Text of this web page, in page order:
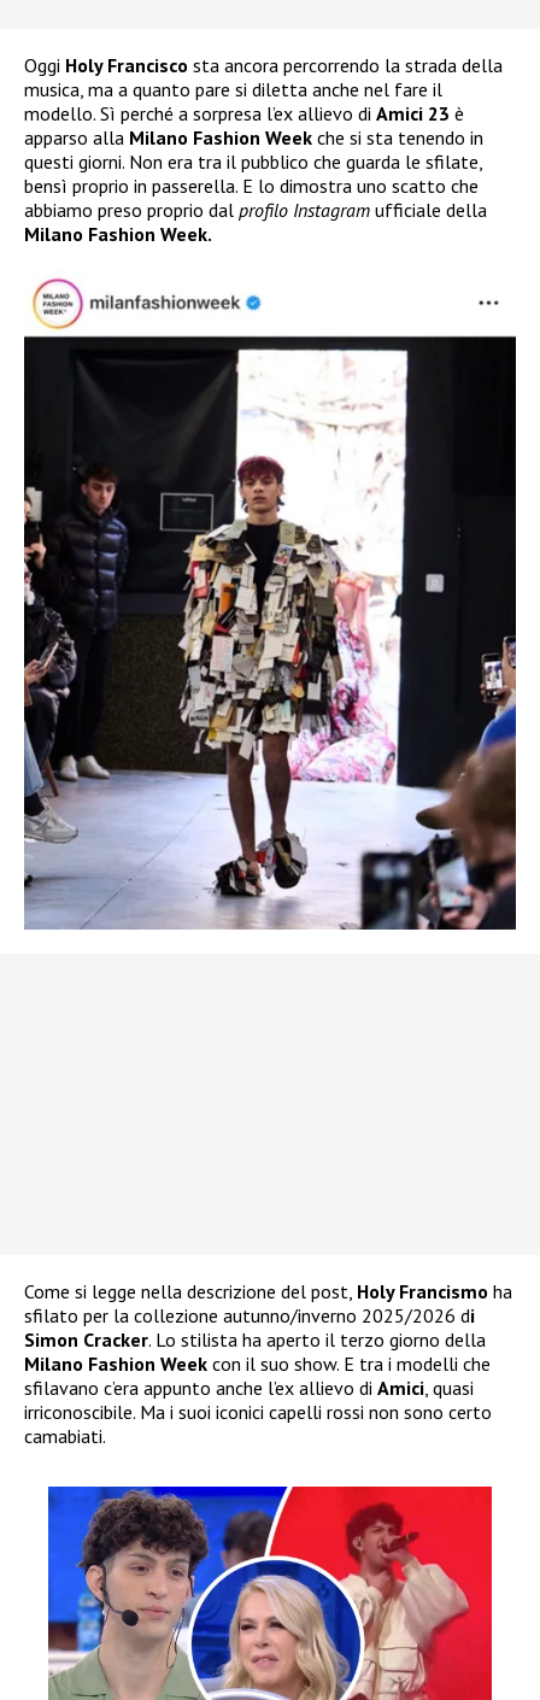
Oggi Holy Francisco sta ancora percorrendo la strada della
musica, ma a quanto pare si diletta anche nel fare il
modello. Sì perché a sorpresa l’ex allievo di Amici 23 è
apparso alla Milano Fashion Week che si sta tenendo in
questi giorni. Non era tra il pubblico che guarda le sfilate,
bensì proprio in passerella. E lo dimostra uno scatto che
abbiamo preso proprio dal profilo Instagram ufficiale della
Milano Fashion Week.
Come si legge nella descrizione del post, Holy Francismo ha
sfilato per la collezione autunno/inverno 2025/2026 di
Simon Cracker. Lo stilista ha aperto il terzo giorno della
Milano Fashion Week con il suo show. E tra i modelli che
sfilavano c’era appunto anche l’ex allievo di Amici, quasi
irriconoscibile. Ma i suoi iconici capelli rossi non sono certo
camabiati.